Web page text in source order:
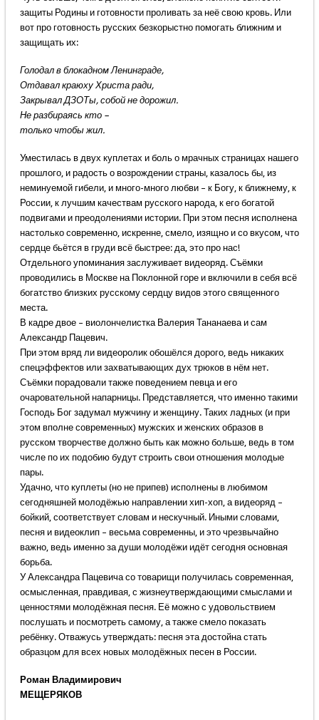
защиты Родины и готовности проливать за неё свою кровь. Или
вот про готовность русских безкорыстно помогать ближним и
защищать их:
Голодал в блокадном Ленинграде,
Отдавал краюху Христа ради,
Закрывал ДЗОТы, собой не дорожил.
Не разбираясь кто –
только чтобы жил.
Уместилась в двух куплетах и боль о мрачных страницах нашего
прошлого, и радость о возрождении страны, казалось бы, из
неминуемой гибели, и много-много любви – к Богу, к ближнему, к
России, к лучшим качествам русского народа, к его богатой
подвигами и преодолениями истории. При этом песня исполнена
настолько современно, искренне, смело, изящно и со вкусом, что
сердце бьётся в груди всё быстрее: да, это про нас!
Отдельного упоминания заслуживает видеоряд. Съёмки
проводились в Москве на Поклонной горе и включили в себя всё
богатство близких русскому сердцу видов этого священного
места.
В кадре двое – виолончелистка Валерия Тананаева и сам
Александр Пацевич.
При этом вряд ли видеоролик обошёлся дорого, ведь никаких
спецэффектов или захватывающих дух трюков в нём нет.
Съёмки порадовали также поведением певца и его
очаровательной напарницы. Представляется, что именно такими
Господь Бог задумал мужчину и женщину. Таких ладных (и при
этом вполне современных) мужских и женских образов в
русском творчестве должно быть как можно больше, ведь в том
числе по их подобию будут строить свои отношения молодые
пары.
Удачно, что куплеты (но не припев) исполнены в любимом
сегодняшней молодёжью направлении хип-хоп, а видеоряд –
бойкий, соответствует словам и нескучный. Иными словами,
песня и видеоклип – весьма современны, и это чрезвычайно
важно, ведь именно за души молодёжи идёт сегодня основная
борьба.
У Александра Пацевича со товарищи получилась современная,
осмысленная, правдивая, с жизнеутверждающими смыслами и
ценностями молодёжная песня. Её можно с удовольствием
послушать и посмотреть самому, а также смело показать
ребёнку. Отважусь утверждать: песня эта достойна стать
образцом для всех новых молодёжных песен в России.
Роман Владимирович
МЕЩЕРЯКОВ